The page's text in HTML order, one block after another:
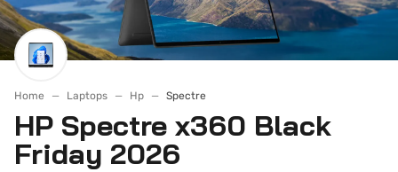
Home Laptops Hp Spectre
HP Spectre x360 Black
Friday 2026